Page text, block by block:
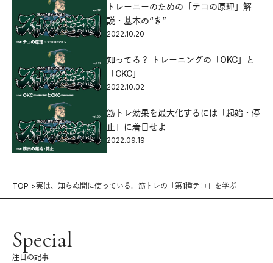
トレーニーのための「テコの原理」解
説・基本の“き”
2022.10.20
知ってる？ トレーニングの「OKC」と
「CKC」
2022.10.02
筋トレ効果を最大化するには「起始・停
止」に着目せよ
2022.09.19
TOP 実は、知らぬ間に使っている。筋トレの「第1種テコ」を学ぶ
Special
注目の記事